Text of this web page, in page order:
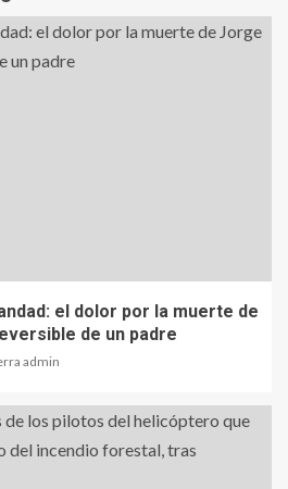
el dolor por la muerte de
de un padre
admin